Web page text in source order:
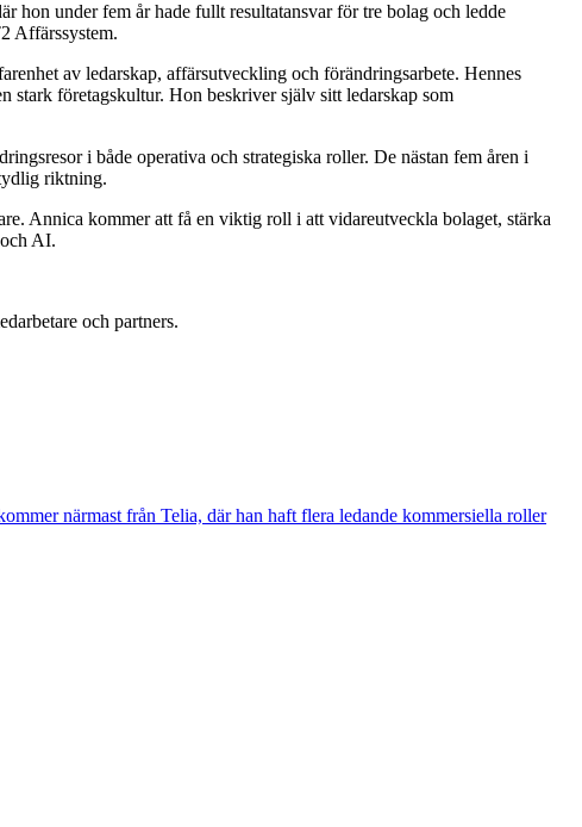
hon under fem år hade fullt resultatansvar för tre bolag och ledde
Affärssystem.
av ledarskap, affärsutveckling och förändringsarbete. Hennes
stark företagskultur. Hon beskriver själv sitt ledarskap som
i både operativa och strategiska roller. De nästan fem åren i
riktning.
Annica kommer att få en viktig roll i att vidareutveckla bolaget, stärka
AI.
och partners.
närmast från Telia, där han haft flera ledande kommersiella roller